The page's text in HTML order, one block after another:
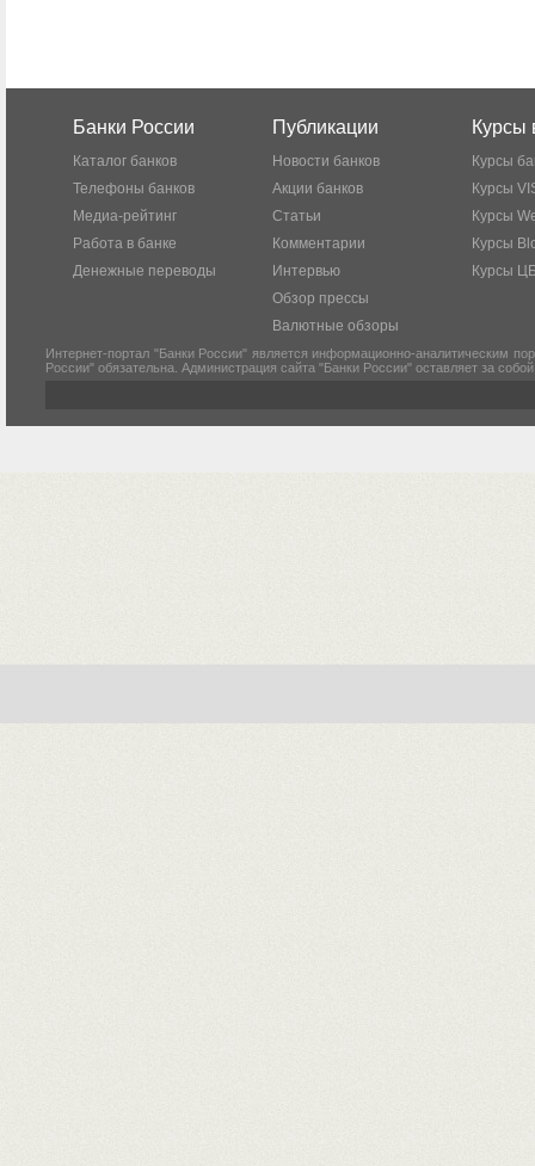
Банки России
Каталог банков
Телефоны банков
Медиа-рейтинг
Работа в банке
Денежные переводы
Публикации
Новости банков
Акции банков
Статьи
Комментарии
Интервью
Обзор прессы
Валютные обзоры
Курсы
Курсы
Курсы
Курсы
Курсы
Курсы
Интернет-портал "Банки России" является информационно-аналитическим
России" обязательна. Администрация сайта "Банки России" оставляет за